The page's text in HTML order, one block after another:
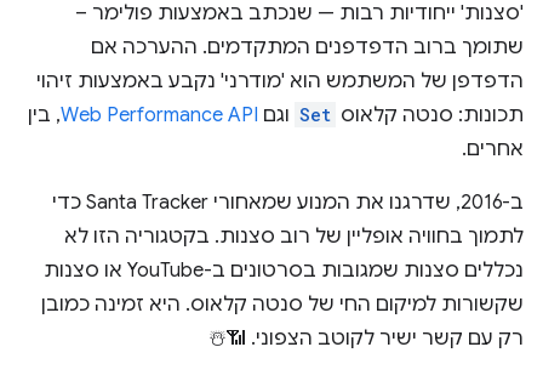
'סצנות' ייחודיות רבות — שנכתב באמצעות פולימר –
שתומך ברוב הדפדפנים המתקדמים. ההערכה אם
הדפדפן של המשתמש הוא 'מודרני' נקבע באמצעות זיהוי
תכונות: סנטה קלאוס Set וגם Web Performance API, בין
אחרים.
ב-2016, שדרגנו את המנוע שמאחורי Santa Tracker כדי
לתמוך בחוויה אופליין של רוב סצנות. בקטגוריה הזו לא
נכללים סצנות שמגובות בסרטונים ב-YouTube או סצנות
שקשורות למיקום החי של סנטה קלאוס. היא זמינה כמובן
רק עם קשר ישיר לקוטב הצפוני. 📶☃️